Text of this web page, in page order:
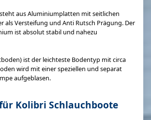
aus Aluminiumplatten mit seitlichen
als Versteifung und Anti Rutsch Prägung. Der
ist absolut stabil und nahezu
ist der leichteste Bodentyp mit circa
wird mit einer speziellen und separat
aufgeblasen.
Kolibri Schlauchboote